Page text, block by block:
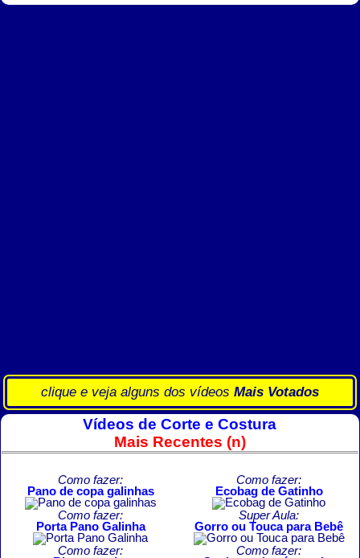
clique e veja alguns dos vídeos Mais Votados
Vídeos de Corte e Costura
Mais Recentes (n)
Como fazer:
Pano de copa galinhas
Como fazer:
Ecobag de Gatinho
Como fazer:
Porta Pano Galinha
Super Aula:
Gorro ou Touca para Bebê
Como fazer:
Como fazer: